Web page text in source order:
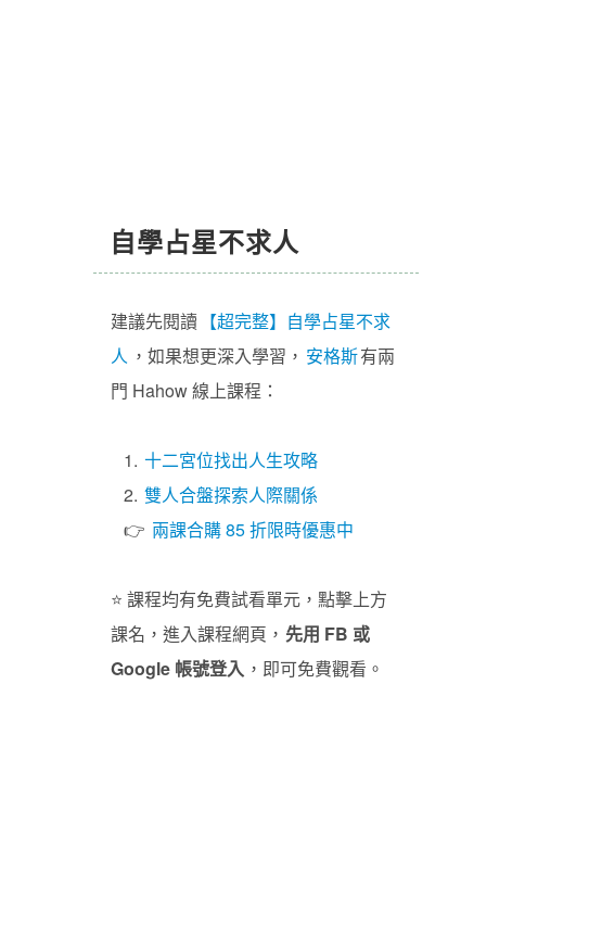
自學占星不求人
建議先閱讀 【超完整】自學占星不求
人 ，如果想更深入學習， 安格斯有兩
門 Hahow 線上課程：
1. 十二宮位找出人生攻略
2. 雙人合盤探索人際關係
👉 兩課合購 85 折限時優惠中
⭐️ 課程均有免費試看單元，點擊上方
課名，進入課程網頁， 先用 FB 或
Google 帳號登入 ，即可免費觀看。